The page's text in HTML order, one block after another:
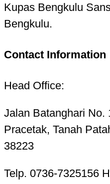
Kupas Bengkulu
Bengkulu.
Contact Information
Head Office:
Jalan Batanghari No.
Pracetak, Tanah
38223
Telp. 0736-7325156